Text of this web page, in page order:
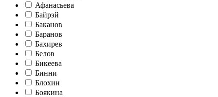
Афанасьева
Байрэй
Баканов
Баранов
Бахирев
Белов
Бикеева
Бинни
Блохин
Боякина